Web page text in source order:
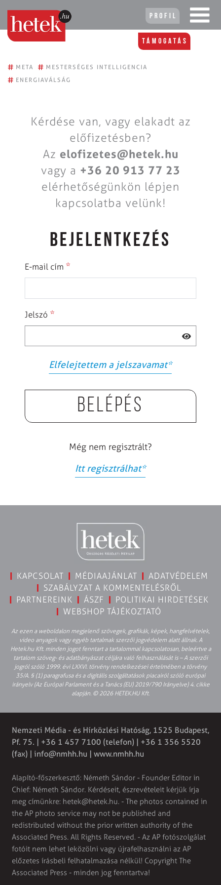
Profil
Támogatás
# META # MESTERSÉGES INTELLIGENCIA
# ENERGIAVÁLSÁG
Kérdése van, vagy elakadt az
előfizetésben?
Az elofizetes@hetek.hu
vagy a +36 20 913 77 23
elérhetőségünkön lépjen
kapcsolatba velünk!
BEJELENTKEZÉS
E-mail cím *
Jelszó *
Elfelejtettem a jelszavamat*
Belépés
Még nem regisztrált?
Itt regisztrálhat*
KAPCSOLAT MÉDIAAJÁNLAT
ADATVÉDELEM
SZABÁLYZAT A KOMMENTELÉSRŐL
PARTNEREINK
ÁSZF
POLITIKAI HIRDETÉSEK
WEBSHOP TÁJÉKOZTATÓ
Az ezen a weboldalon megjelenő szövegek, grafikák, képek, hangfelvételek,
video anyagok vagy egyéb tartalmak szerzői jogvédelem alatt állnak. A
Hetek.hu Kft. minden jogot fenntart a tartalommal kapcsolatosan, beleértve a
tartalom szöveg- és adatbányászat céljára való felhasználását is – A szerzői
jogról szóló 1999. évi LXXVI. törvény rendelkezései értelmében a törvény
35/A. § (1) paragrafusa és a digitális szolgáltatások piacairól szóló európai
irányelv (Az Európai Parlament és a Tanács (EU) 2019/790 Irányelve) 4. cikke
alapján. © 2026 HETEK.HU Kft.
Nemzeti Média - és Hírközlési Hatóság, 1525 Budapest,
Pf. 75. | +36 1 457 7100 (telefon) | +36 1 356 5520
(fax) | info@nmhh.hu | www.nmhh.hu
Alapító-főszerkesztő: Németh Sándor - Founder Editor in
Chief: Németh Sándor. Kérdéseit, észrevételeit kérjük írja
meg címünkre: hetek@hetek.hu. - The photos contained in
the AP photo service may not be published and
redistributed without the prior written authority of the
Associated Press. All Rights Reserved. - Az AP fotószolgálat
fotóit nem lehet leközölni vagy újrafelhasználni az AP
előzetes írásbeli felhatalmazása nélkül! Copyright The
Associated Press - minden jog fenntartva!